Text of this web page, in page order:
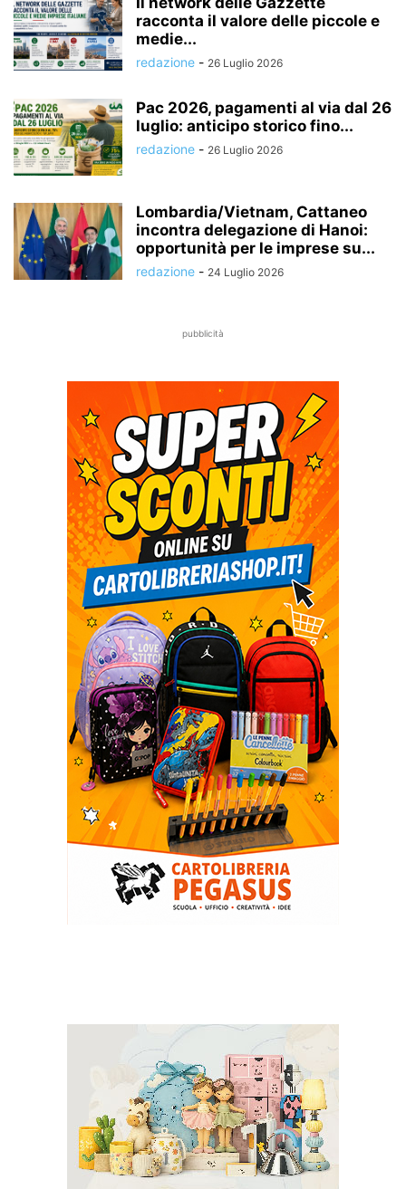
racconta il valore delle piccole e
medie...
redazione - 26 Luglio 2026
Pac 2026, pagamenti al via dal 26
luglio: anticipo storico fino...
redazione - 26 Luglio 2026
Lombardia/Vietnam, Cattaneo
incontra delegazione di Hanoi:
opportunità per le imprese su...
redazione - 24 Luglio 2026
pubblicità